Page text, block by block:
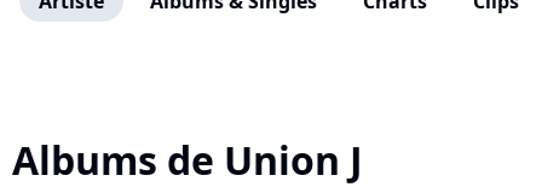
Albums de Union J